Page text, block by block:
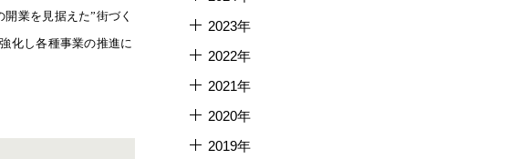
業を見据えた”街づく
化し各種事業の推進に
2023年
2022年
2021年
2020年
2019年